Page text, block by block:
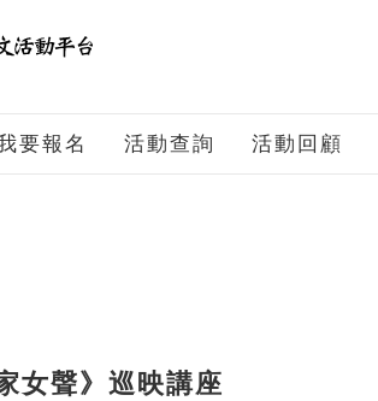
要報名 活動查詢 活動回顧
女聲》巡映講座